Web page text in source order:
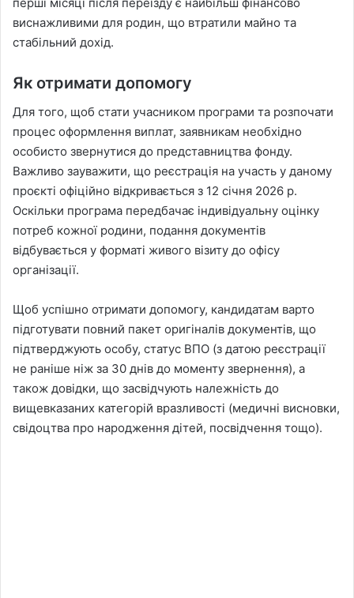
виснажливими для родин, що втратили майно та
стабільний дохід.
Як отримати допомогу
Для того, щоб стати учасником програми та розпочати
процес оформлення виплат, заявникам необхідно
особисто звернутися до представництва фонду.
Важливо зауважити, що реєстрація на участь у даному
проєкті офіційно відкривається з 12 січня 2026 р.
Оскільки програма передбачає індивідуальну оцінку
потреб кожної родини, подання документів
відбувається у форматі живого візиту до офісу
організації.
Щоб успішно отримати допомогу, кандидатам варто
підготувати повний пакет оригіналів документів, що
підтверджують особу, статус ВПО (з датою реєстрації
не раніше ніж за 30 днів до моменту звернення), а
також довідки, що засвідчують належність до
вищевказаних категорій вразливості (медичні висновки,
свідоцтва про народження дітей, посвідчення тощо).